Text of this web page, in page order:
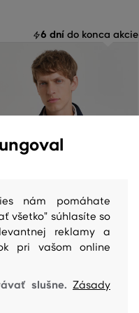
6 dnído konca akcie
%
nám pomáhate
všetko" súhlasíte so
reklamy a
pri vašom online
slušne. Zásady